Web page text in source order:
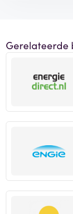
Gerelateerde